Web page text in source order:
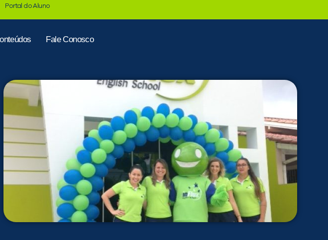
Portal do Aluno
Fale Conosco
PEÇA UMA DEMONSTRAÇÃO DE MÉTODO
Desculpe!
Não encontramos nenhuma unidade
inFlux nesta cidade ou bairro que
você digitou.